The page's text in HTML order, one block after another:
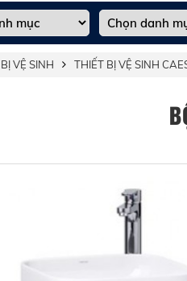
VỆ SINH THIẾT BỊ VỆ SINH